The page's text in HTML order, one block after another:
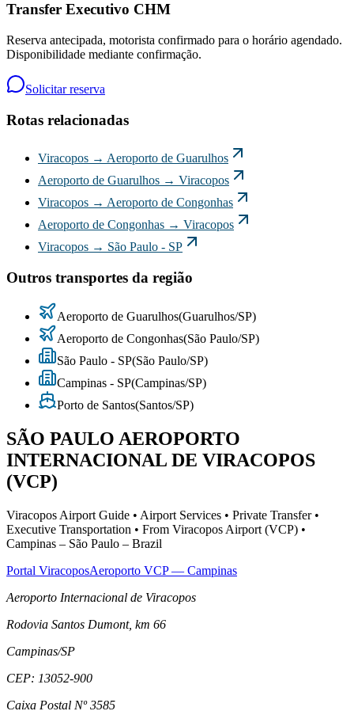
Transfer Executivo CHM
Reserva antecipada, motorista confirmado para o horário agendado.
Disponibilidade mediante confirmação.
Solicitar reserva
Rotas relacionadas
Viracopos → Aeroporto de Guarulhos
Aeroporto de Guarulhos → Viracopos
Viracopos → Aeroporto de Congonhas
Aeroporto de Congonhas → Viracopos
Viracopos → São Paulo - SP
Outros transportes da região
Aeroporto de Guarulhos(Guarulhos/SP)
Aeroporto de Congonhas(São Paulo/SP)
São Paulo - SP(São Paulo/SP)
Campinas - SP(Campinas/SP)
Porto de Santos(Santos/SP)
SÃO PAULO AEROPORTO
INTERNACIONAL DE VIRACOPOS
(VCP)
Viracopos Airport Guide • Airport Services • Private Transfer •
Executive Transportation • From Viracopos Airport (VCP) •
Campinas – São Paulo – Brazil
Portal ViracoposAeroporto VCP — Campinas
Aeroporto Internacional de Viracopos
Rodovia Santos Dumont, km 66
Campinas/SP
CEP: 13052-900
Caixa Postal Nº 3585